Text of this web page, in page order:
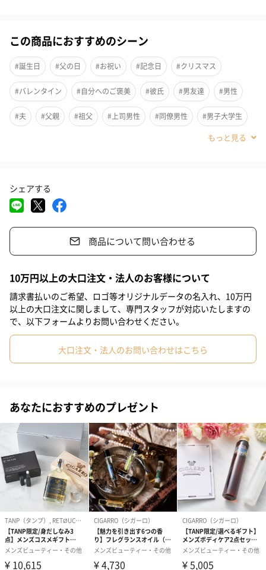
香りの異なる3種のフレグランスに包まれながら、シガーロの世界
気になる時にさっとひと塗り
気になるときにさっとひと塗り、つけすぎを防ぐこともロールオ
人気の3種セット
ゴールデンフランキンセンス
高貴な香りとして古くから愛されるフランキンセンスとムスクで
ラグジュアリー感を、ローズとミュゲで清楚さと可憐さを表現し
ています。さらにザクロのエッセンスを効かせ、優雅な香りがひ
ろがります。
アロマティック:アロマティックノート
ジャズの様な洗練された香りを表現しました。
スムースジン&ブラックペッパー
ハーバルムスク
レモンやライムなどの煌めきあるシトラスに、清潔感あるジュニ
パーベリーを加えた爽快なジンを思わすオープニング。
ブラックペッパーをピリッと効かせたスパイシーなアクセントが
全体を引き締めるかの様に温かく香ります。
この商品におすすめのシーン
#誕生日 #父の日 #お祝い #記念日 #クリスマス
#バレンタイン #自分へのご褒美 #彼氏 #男友達 #男性
#夫 #父親 #祖父 #上司男性 #同僚男性 #男子大学生
#親戚男性
#70代 #80代
シェアする
商品について問い合わせる
10万円以上の大口注文・法人のお客様について
請求書払いのご希望、ロゴ等オリジナルデータの名入れ、10万円
以上の大口注文に関しまして、専門スタッフが対応いたしますの
で、以下フォームよりお問い合わせください。
大口注文・法人のお問い合わせはこちら
あなたにおすすめのプレゼント